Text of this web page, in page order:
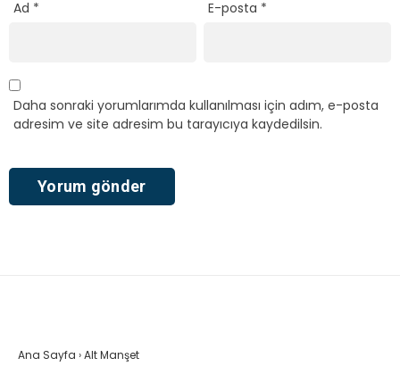
Ad * E-posta *
Daha sonraki yorumlarımda kullanılması için adım, e-posta
adresim ve site adresim bu tarayıcıya kaydedilsin.
Ana Sayfa ›Alt Manşet